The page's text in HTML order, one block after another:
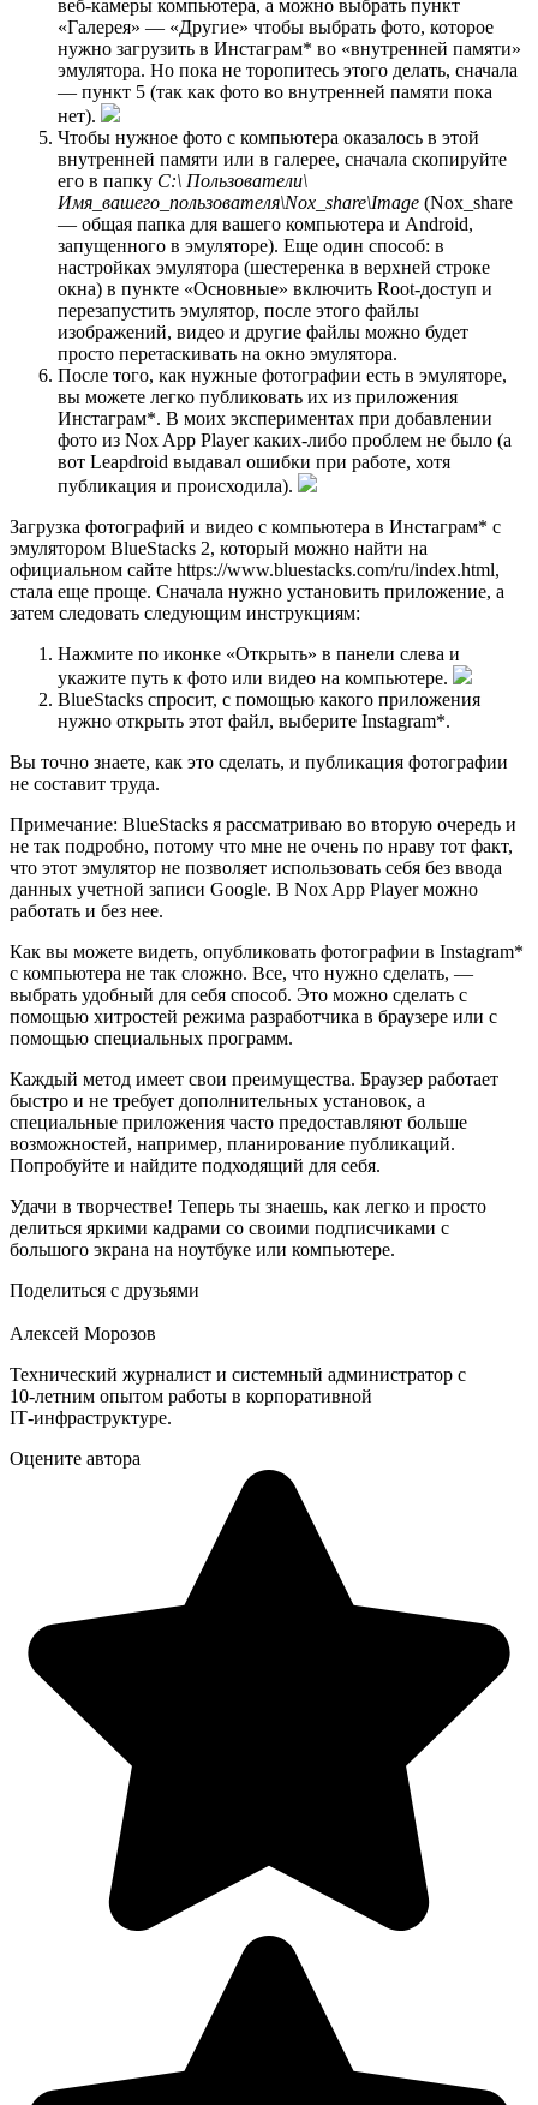
веб-камеры компьютера, а можно выбрать пункт
«Галерея» — «Другие» чтобы выбрать фото, которое
нужно загрузить в Инстаграм* во «внутренней памяти»
эмулятора. Но пока не торопитесь этого делать, сначала
— пункт 5 (так как фото во внутренней памяти пока
нет).
Чтобы нужное фото с компьютера оказалось в этой
внутренней памяти или в галерее, сначала скопируйте
его в папку C:\ Пользователи\
Имя_вашего_пользователя\Nox_share\Image (Nox_share
— общая папка для вашего компьютера и Android,
запущенного в эмуляторе). Еще один способ: в
настройках эмулятора (шестеренка в верхней строке
окна) в пункте «Основные» включить Root-доступ и
перезапустить эмулятор, после этого файлы
изображений, видео и другие файлы можно будет
просто перетаскивать на окно эмулятора.
После того, как нужные фотографии есть в эмуляторе,
вы можете легко публиковать их из приложения
Инстаграм*. В моих экспериментах при добавлении
фото из Nox App Player каких-либо проблем не было (а
вот Leapdroid выдавал ошибки при работе, хотя
публикация и происходила).
Загрузка фотографий и видео с компьютера в Инстаграм* с
эмулятором BlueStacks 2, который можно найти на
официальном сайте https://www.bluestacks.com/ru/index.html,
стала еще проще. Сначала нужно установить приложение, а
затем следовать следующим инструкциям:
Нажмите по иконке «Открыть» в панели слева и
укажите путь к фото или видео на компьютере.
BlueStacks спросит, с помощью какого приложения
нужно открыть этот файл, выберите Instagram*.
Вы точно знаете, как это сделать, и публикация фотографии
не составит труда.
Примечание: BlueStacks я рассматриваю во вторую очередь и
не так подробно, потому что мне не очень по нраву тот факт,
что этот эмулятор не позволяет использовать себя без ввода
данных учетной записи Google. В Nox App Player можно
работать и без нее.
Как вы можете видеть, опубликовать фотографии в Instagram*
с компьютера не так сложно. Все, что нужно сделать, —
выбрать удобный для себя способ. Это можно сделать с
помощью хитростей режима разработчика в браузере или с
помощью специальных программ.
Каждый метод имеет свои преимущества. Браузер работает
быстро и не требует дополнительных установок, а
специальные приложения часто предоставляют больше
возможностей, например, планирование публикаций.
Попробуйте и найдите подходящий для себя.
Удачи в творчестве! Теперь ты знаешь, как легко и просто
делиться яркими кадрами со своими подписчиками с
большого экрана на ноутбуке или компьютере.
Поделиться с друзьями
Алексей Морозов
Технический журналист и системный администратор с
10‑летним опытом работы в корпоративной
IT‑инфраструктуре.
Оцените автора